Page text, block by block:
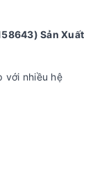
Sản Xuất
với nhiều hệ